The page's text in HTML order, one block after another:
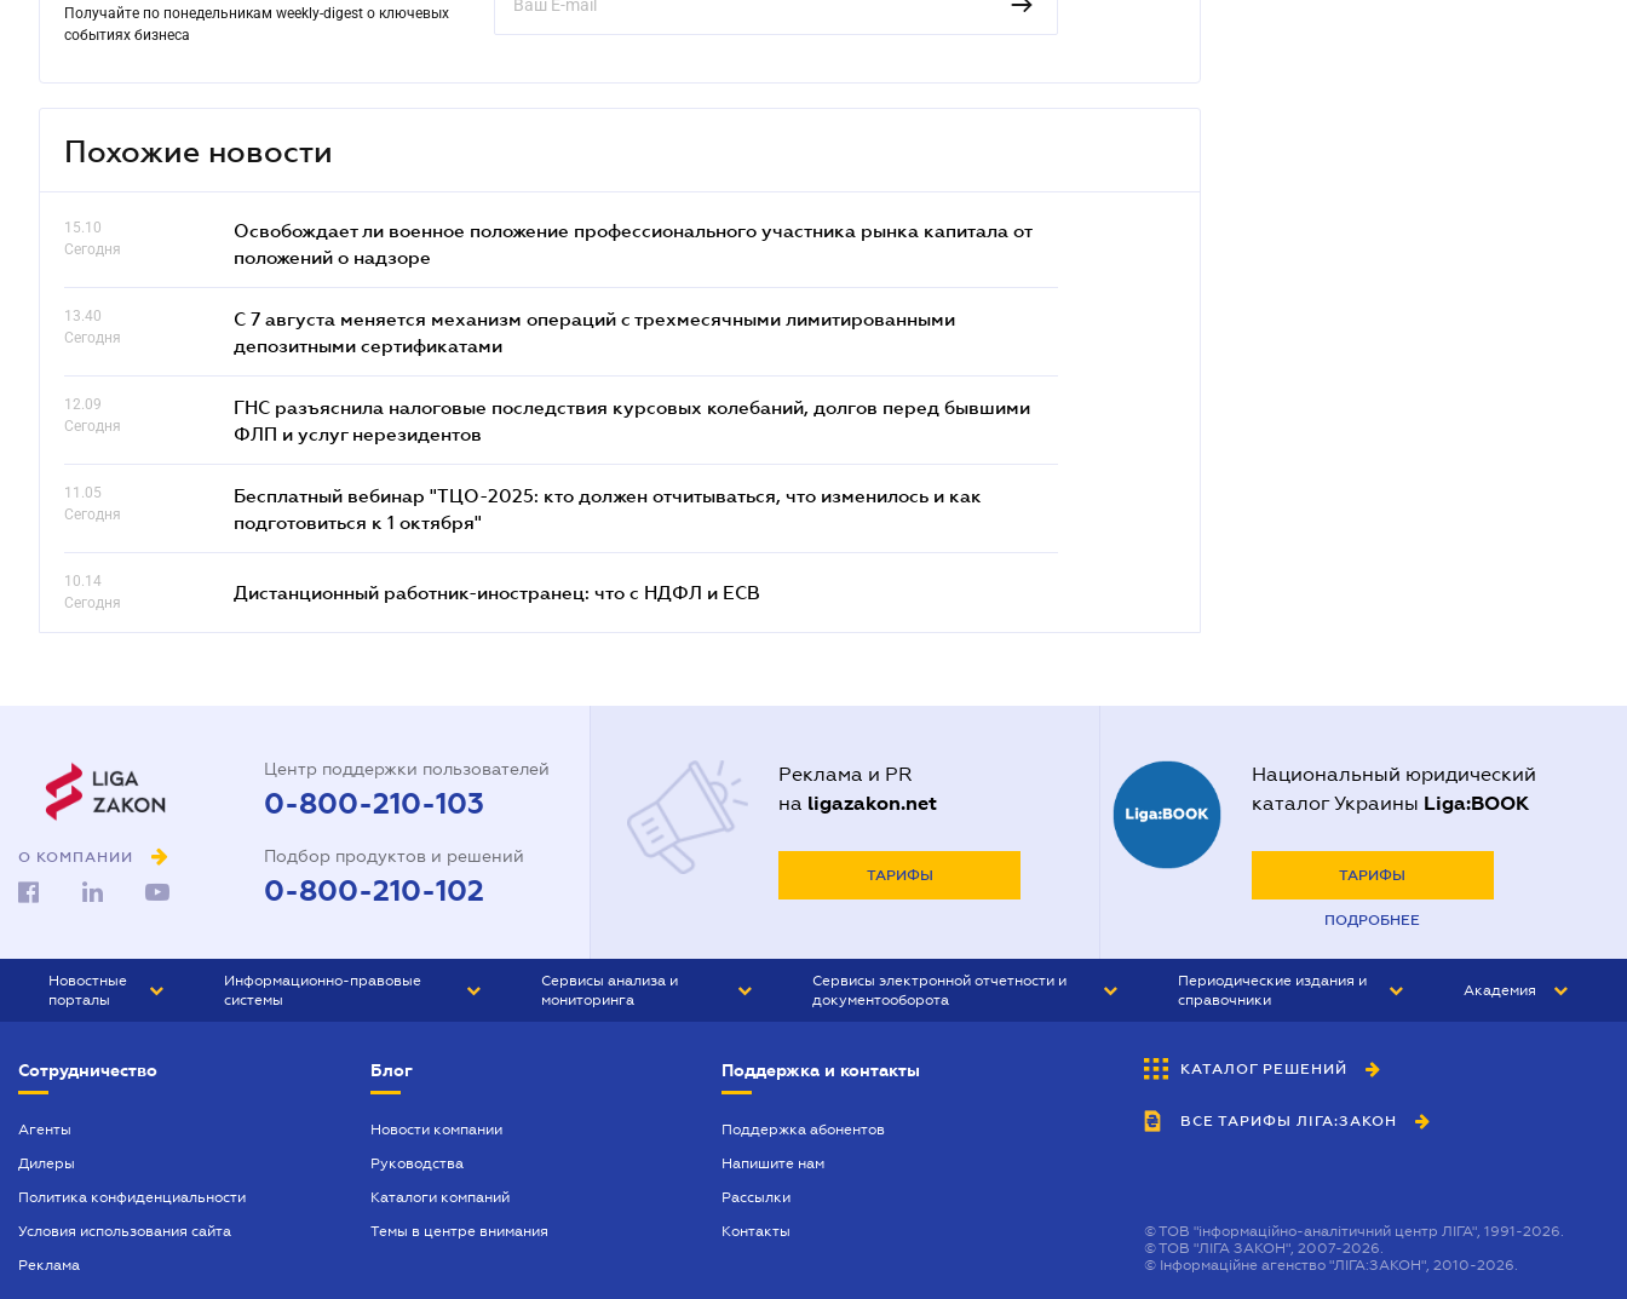
Получайте по понедельникам weekly-digest о ключевых
событиях бизнеса
Похожие новости
15.10
Сегодня
Освобождает ли военное положение профессионального участника рынка капитала от
положений о надзоре
13.40
Сегодня
С 7 августа меняется механизм операций с трехмесячными лимитированными
депозитными сертификатами
12.09
Сегодня
ГНС разъяснила налоговые последствия курсовых колебаний, долгов перед бывшими
ФЛП и услуг нерезидентов
11.05
Сегодня
Бесплатный вебинар "ТЦО-2025: кто должен отчитываться, что изменилось и как
подготовиться к 1 октября"
10.14
Сегодня
Дистанционный работник-иностранец: что с НДФЛ и ЕСВ
О КОМПАНИИ
Центр поддержки пользователей
0-800-210-103
Подбор продуктов и решений
0-800-210-102
Реклама и PR
на ligazakon.net
ТАРИФЫ
Национальный юридический
каталог Украины Liga:BOOK
ТАРИФЫ
ПОДРОБНЕЕ
Новостные
порталы
БИЗНЕС
Информационно-правовые
системы
БУХГАЛТЕР ПРОФ
ЮРИСТ ПРОФ
Сервисы анализа и
мониторинга
Сервисы электронной отчетности и
документооборота
Периодические издания и
справочники
БУХГАЛТЕР&ЗАКОН
ВЕСТНИК МСФО
Академия
Сотрудничество
Агенты
Дилеры
Политика конфиденциальности
Условия использования сайта
Реклама
Блог
Новости компании
Руководства
Каталоги компаний
Темы в центре внимания
Поддержка и контакты
Поддержка абонентов
Напишите нам
Рассылки
Контакты
КАТАЛОГ РЕШЕНИЙ
ВСЕ ТАРИФЫ ЛІГА:ЗАКОН
©ТОВ "інформаційно-аналітичний центр ЛІГА", 1991-2026.
©ТОВ "ЛІГА ЗАКОН", 2007-2026.
© Інформаційне агенство "ЛІГА:ЗАКОН", 2010-2026.